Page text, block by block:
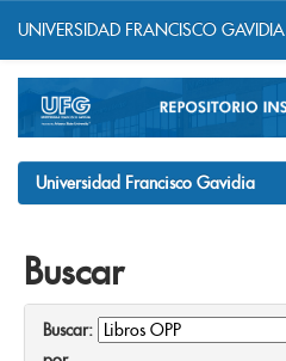
navigation
UNIVERSIDAD FRANCISCO GAVIDIA
Universidad Francisco Gavidia
Buscar
Buscar: